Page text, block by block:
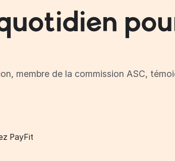
membre de la commission ASC,
PayFit